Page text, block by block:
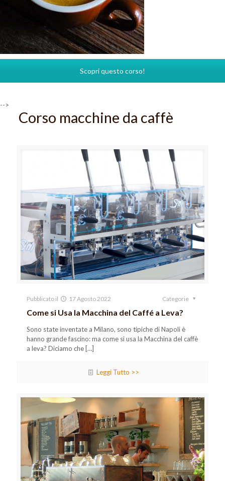
Scopri questo corso!
-->
Corso macchine da caffè
Pubblicato il 17 Agosto 2022 Categorie
Come si Usa la Macchina del Caffé a Leva?
Sono state inventate a Milano, sono tipiche di Napoli è
hanno grande fascino: ma come si usa la Macchina del caffè
a leva? Diciamo che […]
Leggi Tutto >>